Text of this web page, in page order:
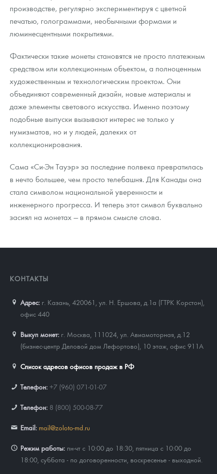
производстве, регулярно экспериментируя с цветной
печатью, голограммами, необычными формами и
люминесцентными покрытиями.
Фактически такие монеты становятся не просто платежным
средством или коллекционным объектом, а полноценным
художественным и технологическим проектом. Они
объединяют современный дизайн, новые материалы и
даже элементы светового искусства. Именно поэтому
подобные выпуски вызывают интерес не только у
нумизматов, но и у людей, далеких от
коллекционирования.
Сама «Си-Эн Тауэр» за последние полвека превратилась
в нечто большее, чем просто телебашня. Для Канады она
стала символом национальной уверенности и
инженерного прогресса. И теперь этот символ буквально
засиял на монетах — в прямом смысле слова.
КОНТАКТЫ
Адрес: г. Казань, 420061 ул. Н. Ершова, д.1а (ГТРК Корстон),
офис 440
Выкуп монет: г. Москва, 111024, ул. Авиамоторная, д.12
(бизнес-центр Деловой дом Лефортово), 10 этаж, офис 911А
Список адресов офисов продаж в РФ
Телефон: +7 (960) 071-01-07
Телефон: 8 (800) 500-08-77
Email: mail@zoloto-md.ru
Режим работы: пн-чт с 10:00 до 18:30, пятница с 10:00 до
18:00, суббота - по договоренности, воскресенье - выходной.